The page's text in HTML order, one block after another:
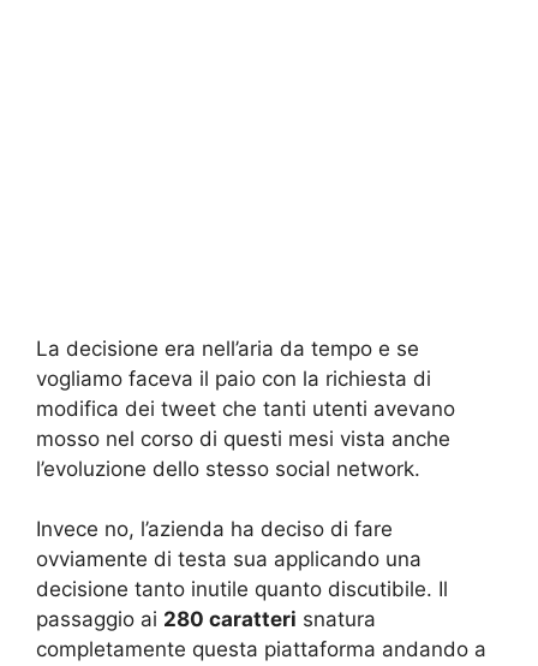
La decisione era nell’aria da tempo e se
vogliamo faceva il paio con la richiesta di
modifica dei tweet che tanti utenti avevano
mosso nel corso di questi mesi vista anche
l’evoluzione dello stesso social network.
Invece no, l’azienda ha deciso di fare
ovviamente di testa sua applicando una
decisione tanto inutile quanto discutibile. Il
passaggio ai 280 caratteri snatura
completamente questa piattaforma andando a